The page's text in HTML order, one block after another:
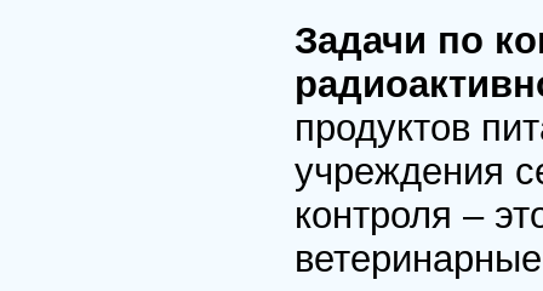
Задачи по
продуктов
учреждения
контроля –